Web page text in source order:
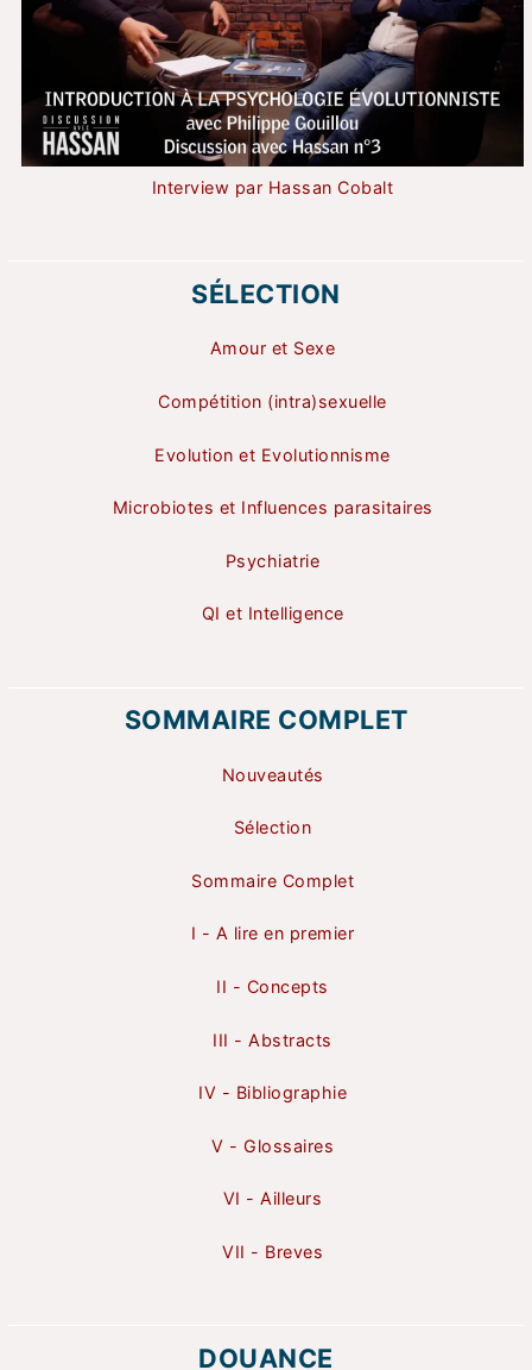
Interview par Hassan Cobalt
SÉLECTION
Amour et Sexe
Compétition (intra)sexuelle
Evolution et Evolutionnisme
Microbiotes et Influences parasitaires
Psychiatrie
QI et Intelligence
SOMMAIRE COMPLET
Nouveautés
Sélection
Sommaire Complet
I - A lire en premier
II - Concepts
III - Abstracts
IV - Bibliographie
V - Glossaires
VI - Ailleurs
VII - Breves
DOUANCE